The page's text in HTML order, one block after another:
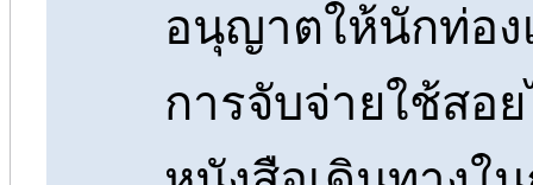
อนุญาตให้นักท่อง
การจับจ่ายใช้สอ